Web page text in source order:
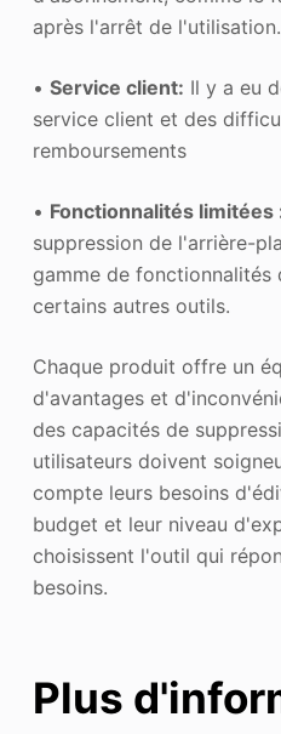
après l'arrêt de l'utilisation.
• Service client: Il y a eu
service client et des
remboursements
• Fonctionnalités limitées
suppression de l'arrière-
gamme de fonctionnalités
certains autres outils.
Chaque produit offre un
d'avantages et
des capacités de
utilisateurs doivent
compte leurs besoins
budget et leur niveau
choisissent l'outil qui
besoins.
Plus